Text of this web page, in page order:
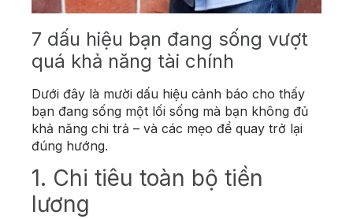
7 dấu hiệu bạn đang sống vượt
quá khả năng tài chính
Dưới đây là mười dấu hiệu cảnh báo cho thấy
bạn đang sống một lối sống mà bạn không đủ
khả năng chi trả – và các mẹo để quay trở lại
đúng hướng.
1. Chi tiêu toàn bộ tiền
lương